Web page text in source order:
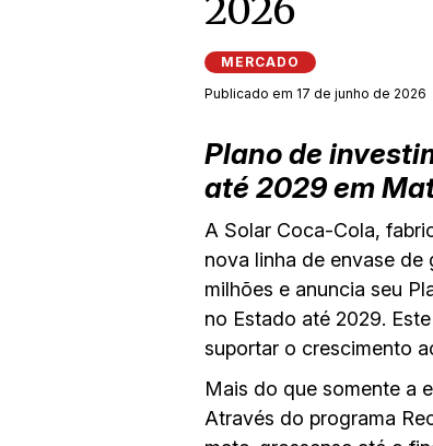
2026
MERCADO
Publicado em 17 de junho de 2026
Plano de
até 2029 em
A Solar Coca-Cola,
nova linha de envase
milhões e anuncia seu
no Estado até 2029.
suportar o crescimento
Mais do que somente a
Através do programa